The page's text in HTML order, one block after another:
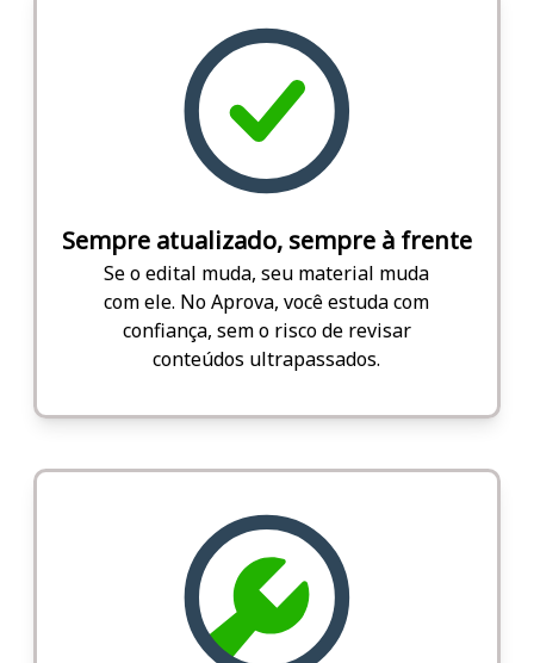
Sempre atualizado, sempre à frente
Se o edital muda, seu material muda
com ele. No Aprova, você estuda com
confiança, sem o risco de revisar
conteúdos ultrapassados.